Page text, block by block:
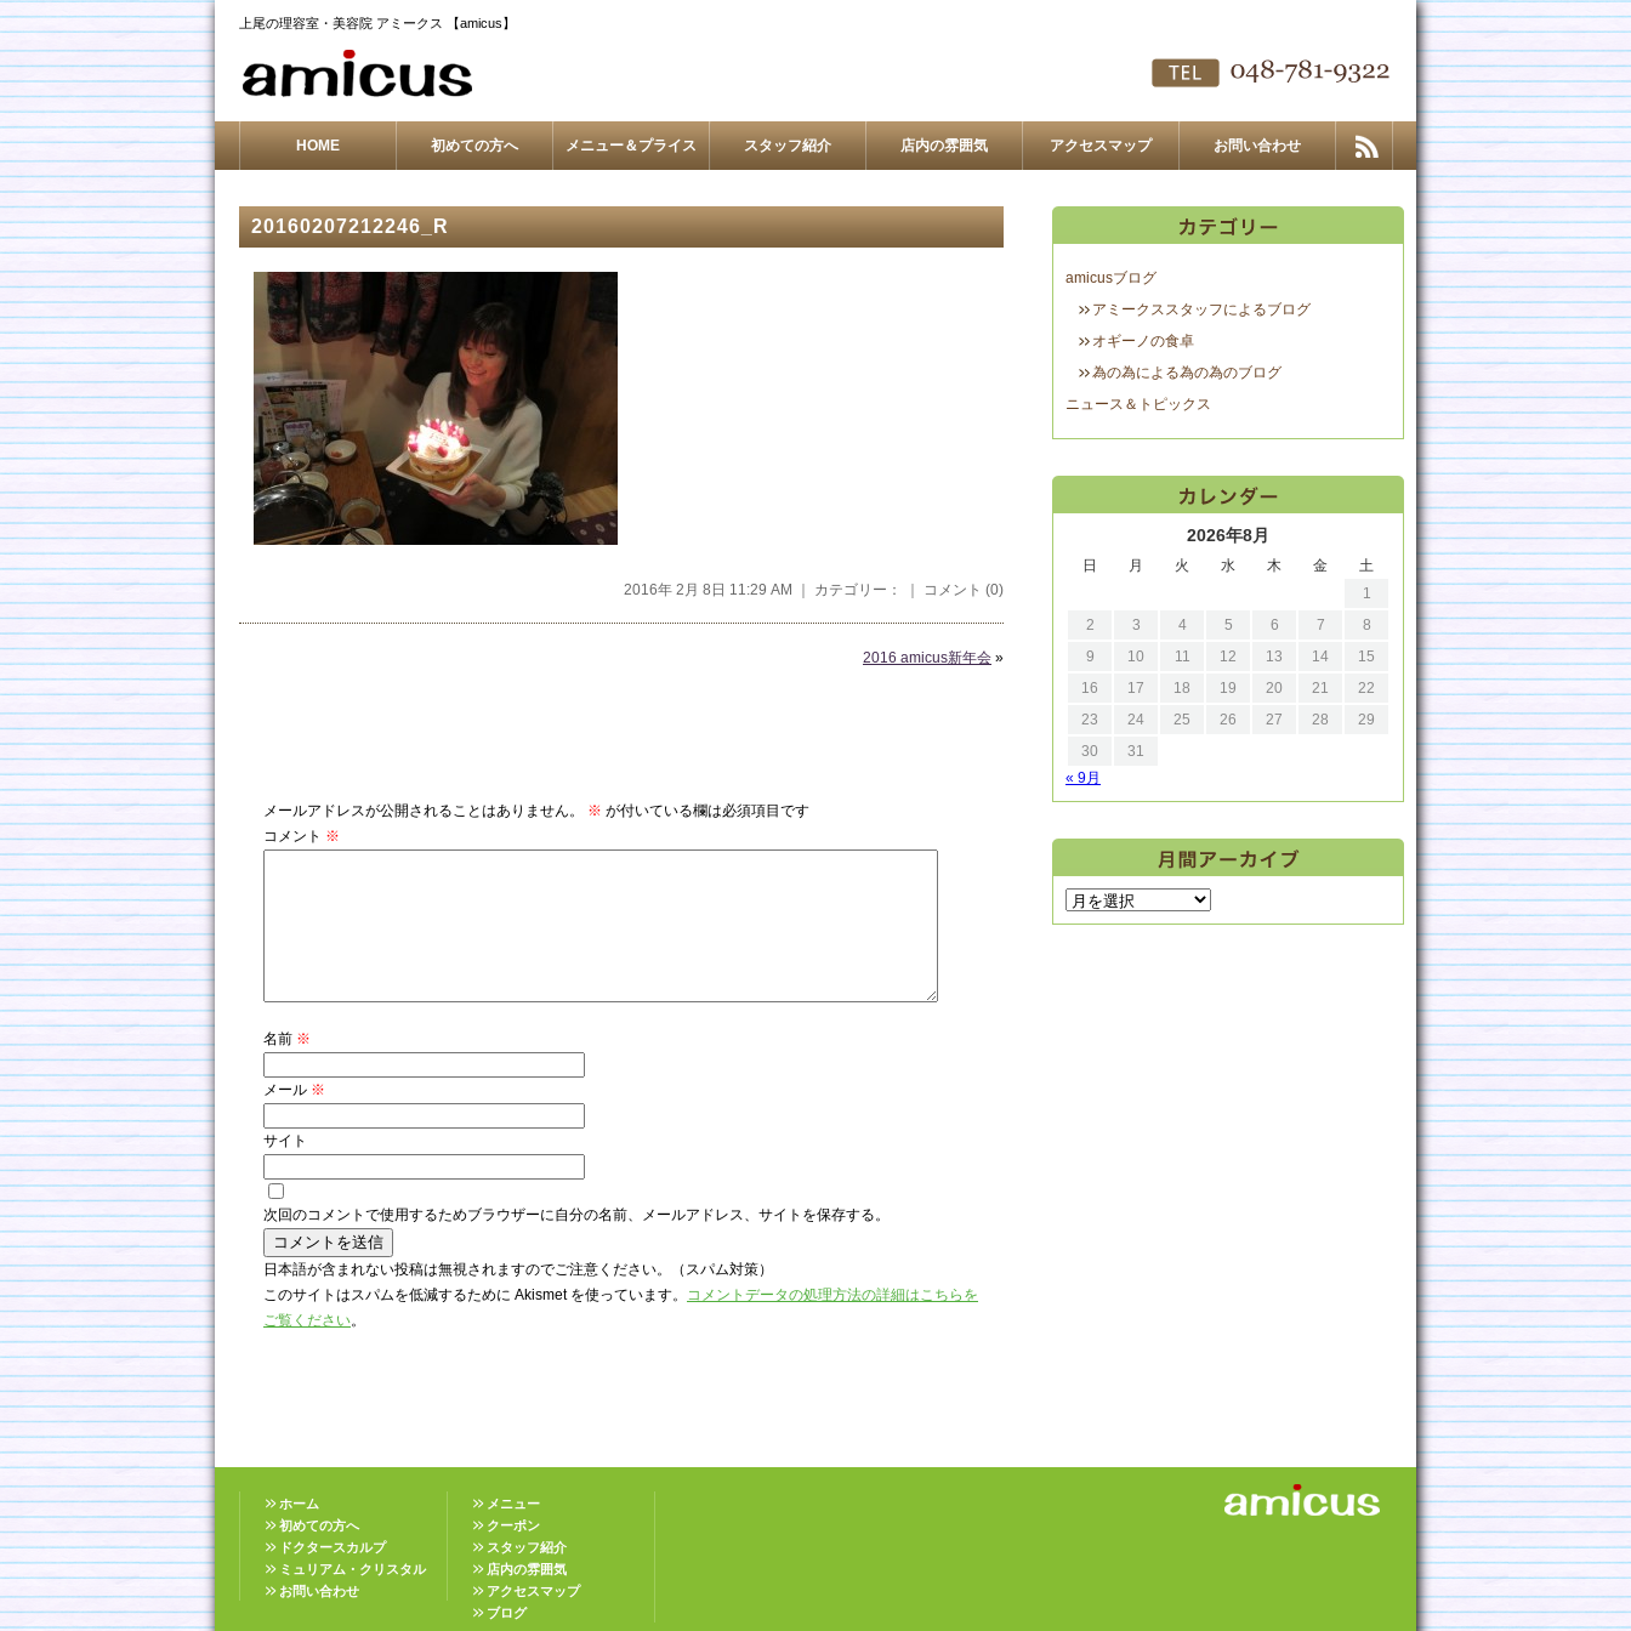
上尾の理容室・美容院 アミークス 【amicus】
HOME 初めての方へ メニュー＆プライス スタッフ紹介 店内の雰囲気 アクセスマップ お問い合わせ
20160207212246_R
2016年 2月 8日 11:29 AM ｜ カテゴリー： ｜ コメント (0)
2016 amicus新年会 »
メールアドレスが公開されることはありません。 ※ が付いている欄は必須項目です
コメント ※
名前 ※
メール ※
サイト
次回のコメントで使用するためブラウザーに自分の名前、メールアドレス、サイトを保存する。
日本語が含まれない投稿は無視されますのでご注意ください。（スパム対策）
このサイトはスパムを低減するために Akismet を使っています。 コメントデータの処理方法の詳細はこちらを
ご覧ください。
amicusブログ
アミークススタッフによるブログ
オギーノの食卓
為の為による為の為のブログ
ニュース＆トピックス
2026年8月
日 月 火 水 木 金
土
1
2
3 4 5 6 7
8
9
10 11 12 13 14
15
16
17 18 19 20 21
22
23
24 25 26 27 28
29
30
31
« 9月
ホーム
初めての方へ
ドクタースカルプ
ミュリアム・クリスタル
お問い合わせ
メニュー
クーポン
スタッフ紹介
店内の雰囲気
アクセスマップ
ブログ